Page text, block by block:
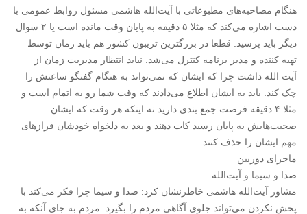
هنگام مصاحبه‌های مطبوعاتی با آیت‌الله هاشمی مسئول روابط عمومی با
دست اشاره می‌کند که مثلا ۵ دقیقه به پایان وقت مانده است یا ۲ سوال
دیگر باید پرسید. قطعا در بزرگترین تریبون کشور هم باید زمان توسط
تهیه کننده و مدیر برنامه کنترل می‌شد. نباید انتظار مدیریت زمان از
آیت الله داشت چرا که ایشان که نمی‌تواند به هنگام گفتگو ساعتش را
چک کند. باید به ایشان اطلاع می‌دادند که وقت شما رو به اتمام است و
مثلا ۴ دقیقه فرصت جمع بندی دارید نه اینکه هر وقت که ایشان
صحبت‌هایش به پایان رسید کات دهند و بعد به دلخواه خودشان فرازهای
مهم ایشان را حذف کنند.
ماجرای دوربین
صدا و سیما و آیت‌الله
مشاور آیت‌الله هاشمی خاطرنشان کرد: صدا و سیما چرا فکر می‌کند با
پخش نکردن می‌تواند جلوی آگاهی مردم را بگیرد. مردم به جای آنکه به